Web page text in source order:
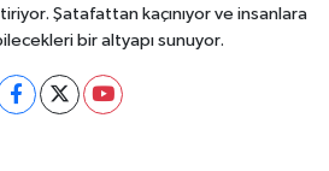
Şatafattan kaçınıyor ve insanlara
bir altyapı sunuyor.